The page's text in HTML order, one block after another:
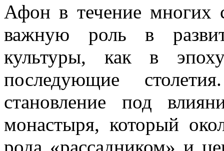
Афон в течение многих
важную роль в
культуры, как в
последующие
становление под
монастыря, который
рода «рассадником» и